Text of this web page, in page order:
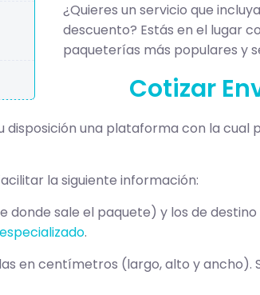
¿Quieres un servicio que
descuento? Estás en el lugar
paqueterías más populares y
Cotizar
disposición una plataforma con la
la siguiente información:
donde sale el paquete) y los de
.
en centímetros (largo, alto y